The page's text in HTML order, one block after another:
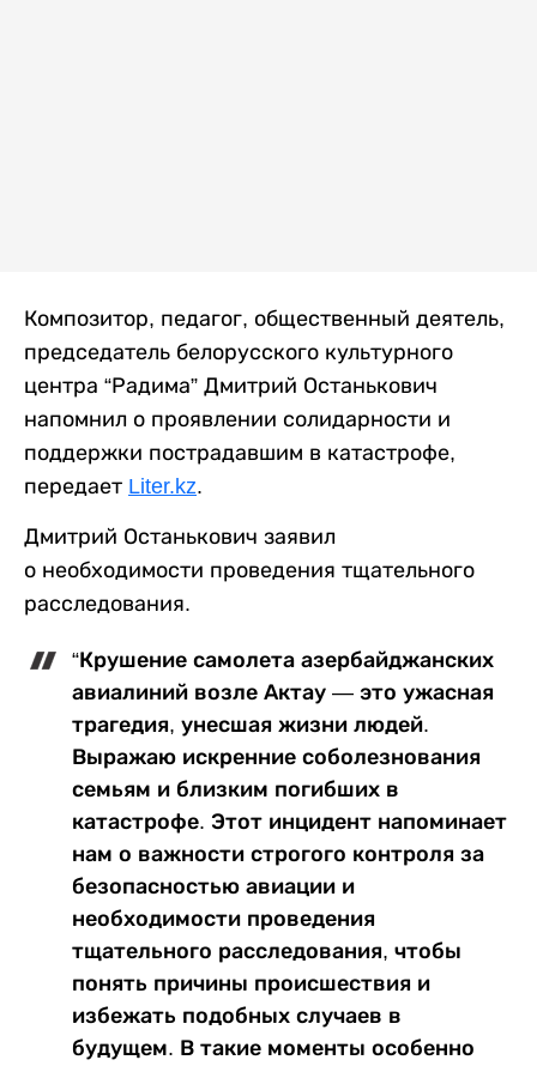
Композитор, педагог, общественный деятель,
председатель белорусского культурного
центра “Радима” Дмитрий Останькович
напомнил о проявлении солидарности и
поддержки пострадавшим в катастрофе,
передает Liter.kz.
Дмитрий Останькович заявил
о необходимости проведения тщательного
расследования.
“Крушение самолета азербайджанских
авиалиний возле Актау — это ужасная
трагедия, унесшая жизни людей.
Выражаю искренние соболезнования
семьям и близким погибших в
катастрофе. Этот инцидент напоминает
нам о важности строгого контроля за
безопасностью авиации и
необходимости проведения
тщательного расследования, чтобы
понять причины происшествия и
избежать подобных случаев в
будущем. В такие моменты особенно